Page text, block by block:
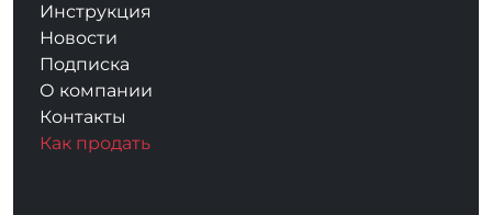
Инструкция
Новости
Подписка
О компании
Контакты
Как продать